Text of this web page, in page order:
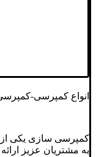
انواع کمپرسی-
کمپرسی سازی یکی از
به مشتریان عزیز